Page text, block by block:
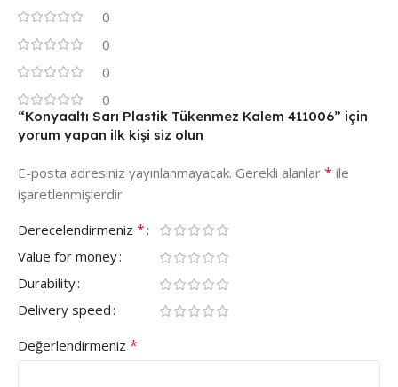
0
0
0
0
“Konyaaltı Sarı Plastik Tükenmez Kalem 411006” için
yorum yapan ilk kişi siz olun
E-posta adresiniz yayınlanmayacak. Gerekli alanlar * ile
işaretlenmişlerdir
Derecelendirmeniz *
Value for money
Durability
Delivery speed
Değerlendirmeniz *